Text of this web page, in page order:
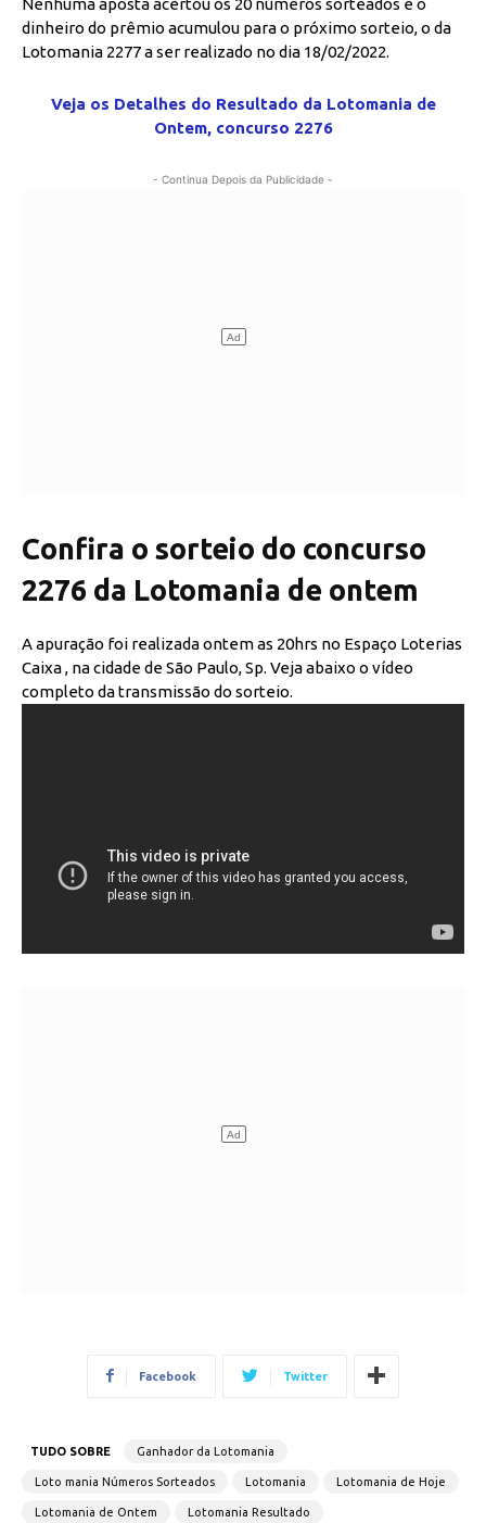
Nenhuma aposta acertou os 20 números sorteados e o
dinheiro do prêmio acumulou para o próximo sorteio, o da
Lotomania 2277 a ser realizado no dia 18/02/2022.
Veja os Detalhes do Resultado da Lotomania de
Ontem, concurso 2276
- Continua Depois da Publicidade -
Confira o sorteio do concurso
2276 da Lotomania de ontem
A apuração foi realizada ontem as 20hrs no Espaço Loterias
Caixa , na cidade de São Paulo, Sp. Veja abaixo o vídeo
completo da transmissão do sorteio.
Facebook Twitter
TUDO SOBRE Ganhador da Lotomania
Loto mania Números Sorteados Lotomania Lotomania de Hoje
Lotomania de Ontem Lotomania Resultado